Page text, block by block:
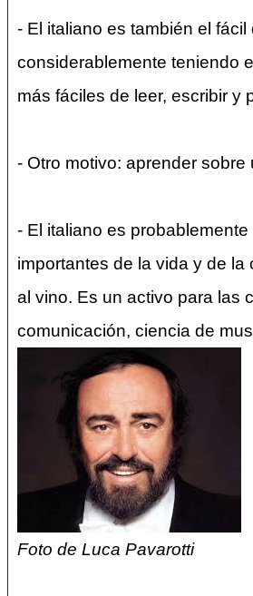
- El italiano es también el
considerablemente teniendo
más fáciles de leer, escribir y
- Otro motivo: aprender
- El italiano es
importantes de la vida y de
al vino. Es un activo para las
comunicación, ciencia de
Foto de Luca Pavarotti